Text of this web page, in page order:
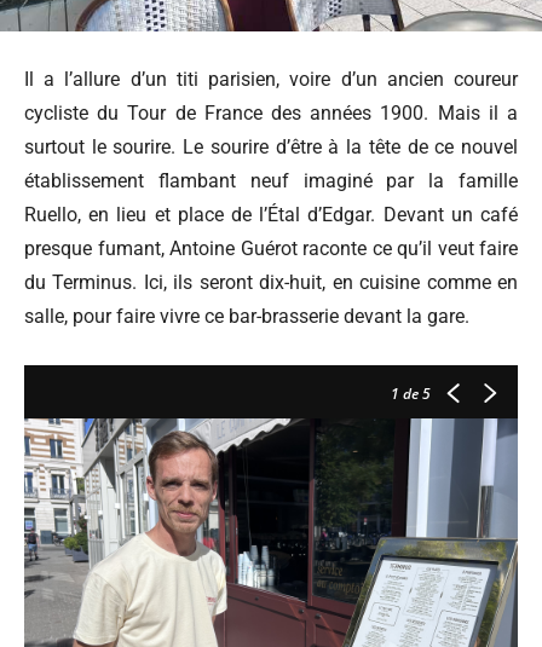
Il a l’allure d’un titi parisien, voire d’un ancien coureur
cycliste du Tour de France des années 1900. Mais il a
surtout le sourire. Le sourire d’être à la tête de ce nouvel
établissement flambant neuf imaginé par la famille
Ruello, en lieu et place de l’Étal d’Edgar. Devant un café
presque fumant, Antoine Guérot raconte ce qu’il veut faire
du Terminus. Ici, ils seront dix-huit, en cuisine comme en
salle, pour faire vivre ce bar-brasserie devant la gare.
1 de 5